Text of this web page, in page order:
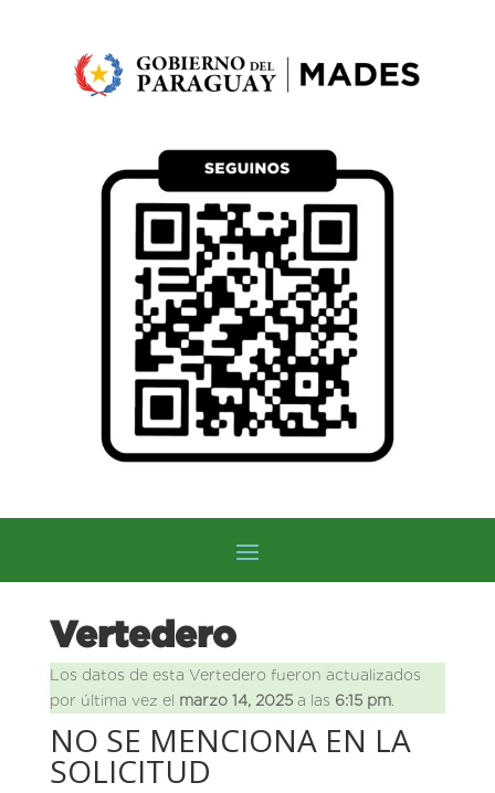
Vertedero
Los datos de esta Vertedero fueron actualizados
por última vez el marzo 14, 2025a las 6:15 pm.
NO SE MENCIONA EN LA
SOLICITUD